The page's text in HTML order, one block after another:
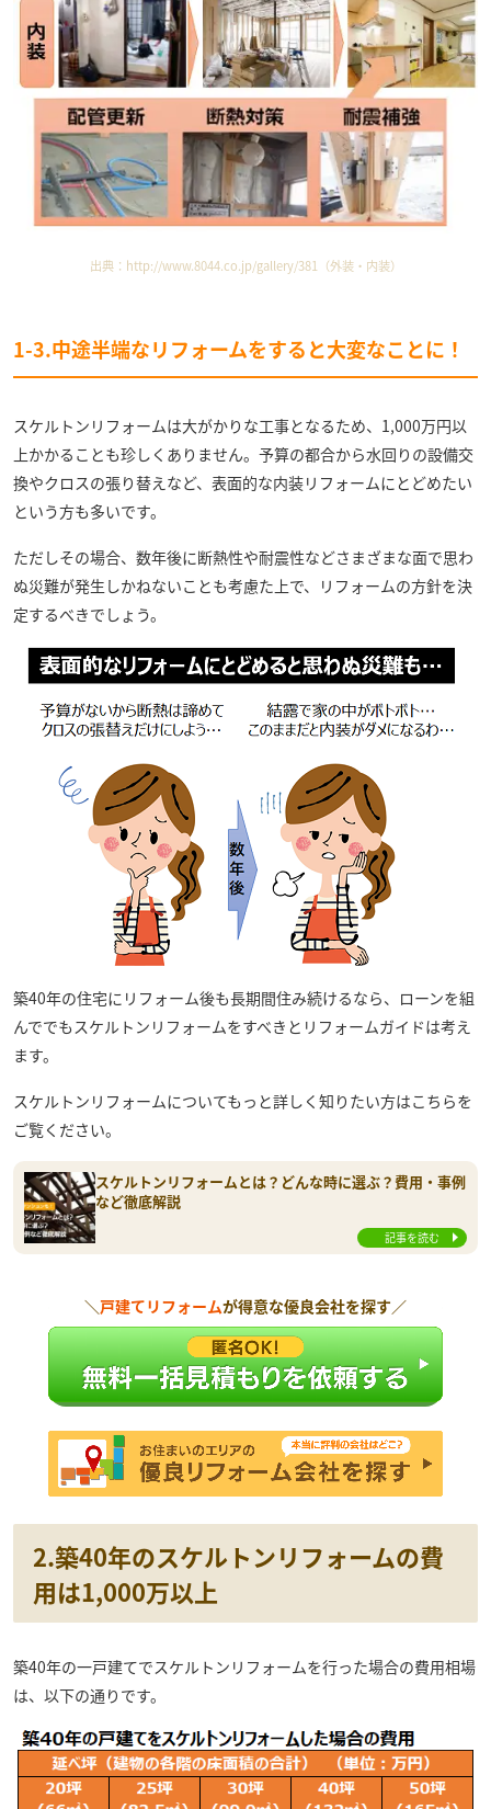
出典： http://www.8044.co.jp/gallery/381 （外装・内装）
1-3.中途半端なリフォームをすると大変なことに！
スケルトンリフォームは大がかりな工事となるため、1,000万円以
上かかることも珍しくありません。予算の都合から水回りの設備交
換やクロスの張り替えなど、表面的な内装リフォームにとどめたい
という方も多いです。
ただしその場合、数年後に断熱性や耐震性などさまざまな面で思わ
ぬ災難が発生しかねないことも考慮た上で、リフォームの方針を決
定するべきでしょう。
築40年の住宅にリフォーム後も長期間住み続けるなら、ローンを組
んででもスケルトンリフォームをすべきとリフォームガイドは考え
ます。
スケルトンリフォームについてもっと詳しく知りたい方はこちらを
ご覧ください。
スケルトンリフォームとは？どんな時に選ぶ？費用・事例
など徹底解説
記事を読む
＼戸建てリフォームが得意な優良会社を探す／
2.築40年のスケルトンリフォームの費
用は1,000万以上
築40年の一戸建てでスケルトンリフォームを行った場合の費用相場
は、以下の通りです。